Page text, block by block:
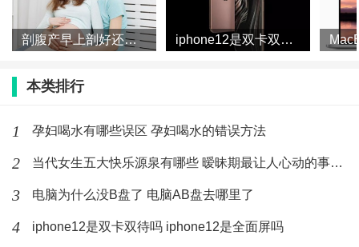
剖腹产早上剖好还是下午剖好 剖腹产一天中什么时间最好 iphone12是双卡双待吗 iphone12是全面屏吗
本类排行
1 孕妇喝水有哪些误区 孕妇喝水的错误方法
2 当代女生五大快乐源泉有哪些 暧昧期最让人心动的事有哪些
3 电脑为什么没B盘了 电脑AB盘去哪里了
4 iphone12是双卡双待吗 iphone12是全面屏吗